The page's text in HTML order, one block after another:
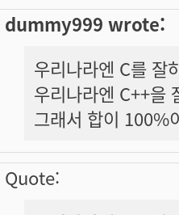
dummy999 wrote:
우리나라엔 C를 잘
우리나라엔 C++을
그래서 합이 100%
Quote: